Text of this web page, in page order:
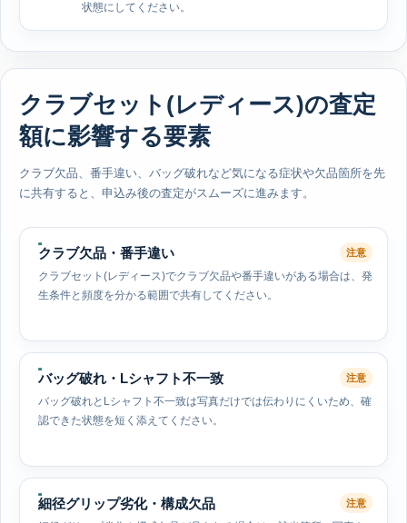
状態にしてください。
クラブセット(レディース)の査定
額に影響する要素
クラブ欠品、番手違い、バッグ破れなど気になる症状や欠品箇所を先
に共有すると、申込み後の査定がスムーズに進みます。
クラブ欠品・番手違い 注意
クラブセット(レディース)でクラブ欠品や番手違いがある場合は、発
生条件と頻度を分かる範囲で共有してください。
バッグ破れ・Lシャフト不一致 注意
バッグ破れとLシャフト不一致は写真だけでは伝わりにくいため、確
認できた状態を短く添えてください。
細径グリップ劣化・構成欠品 注意